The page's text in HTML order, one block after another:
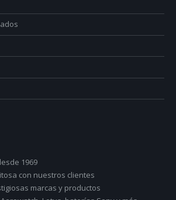
1969
con nuestros clientes
marcas y productos